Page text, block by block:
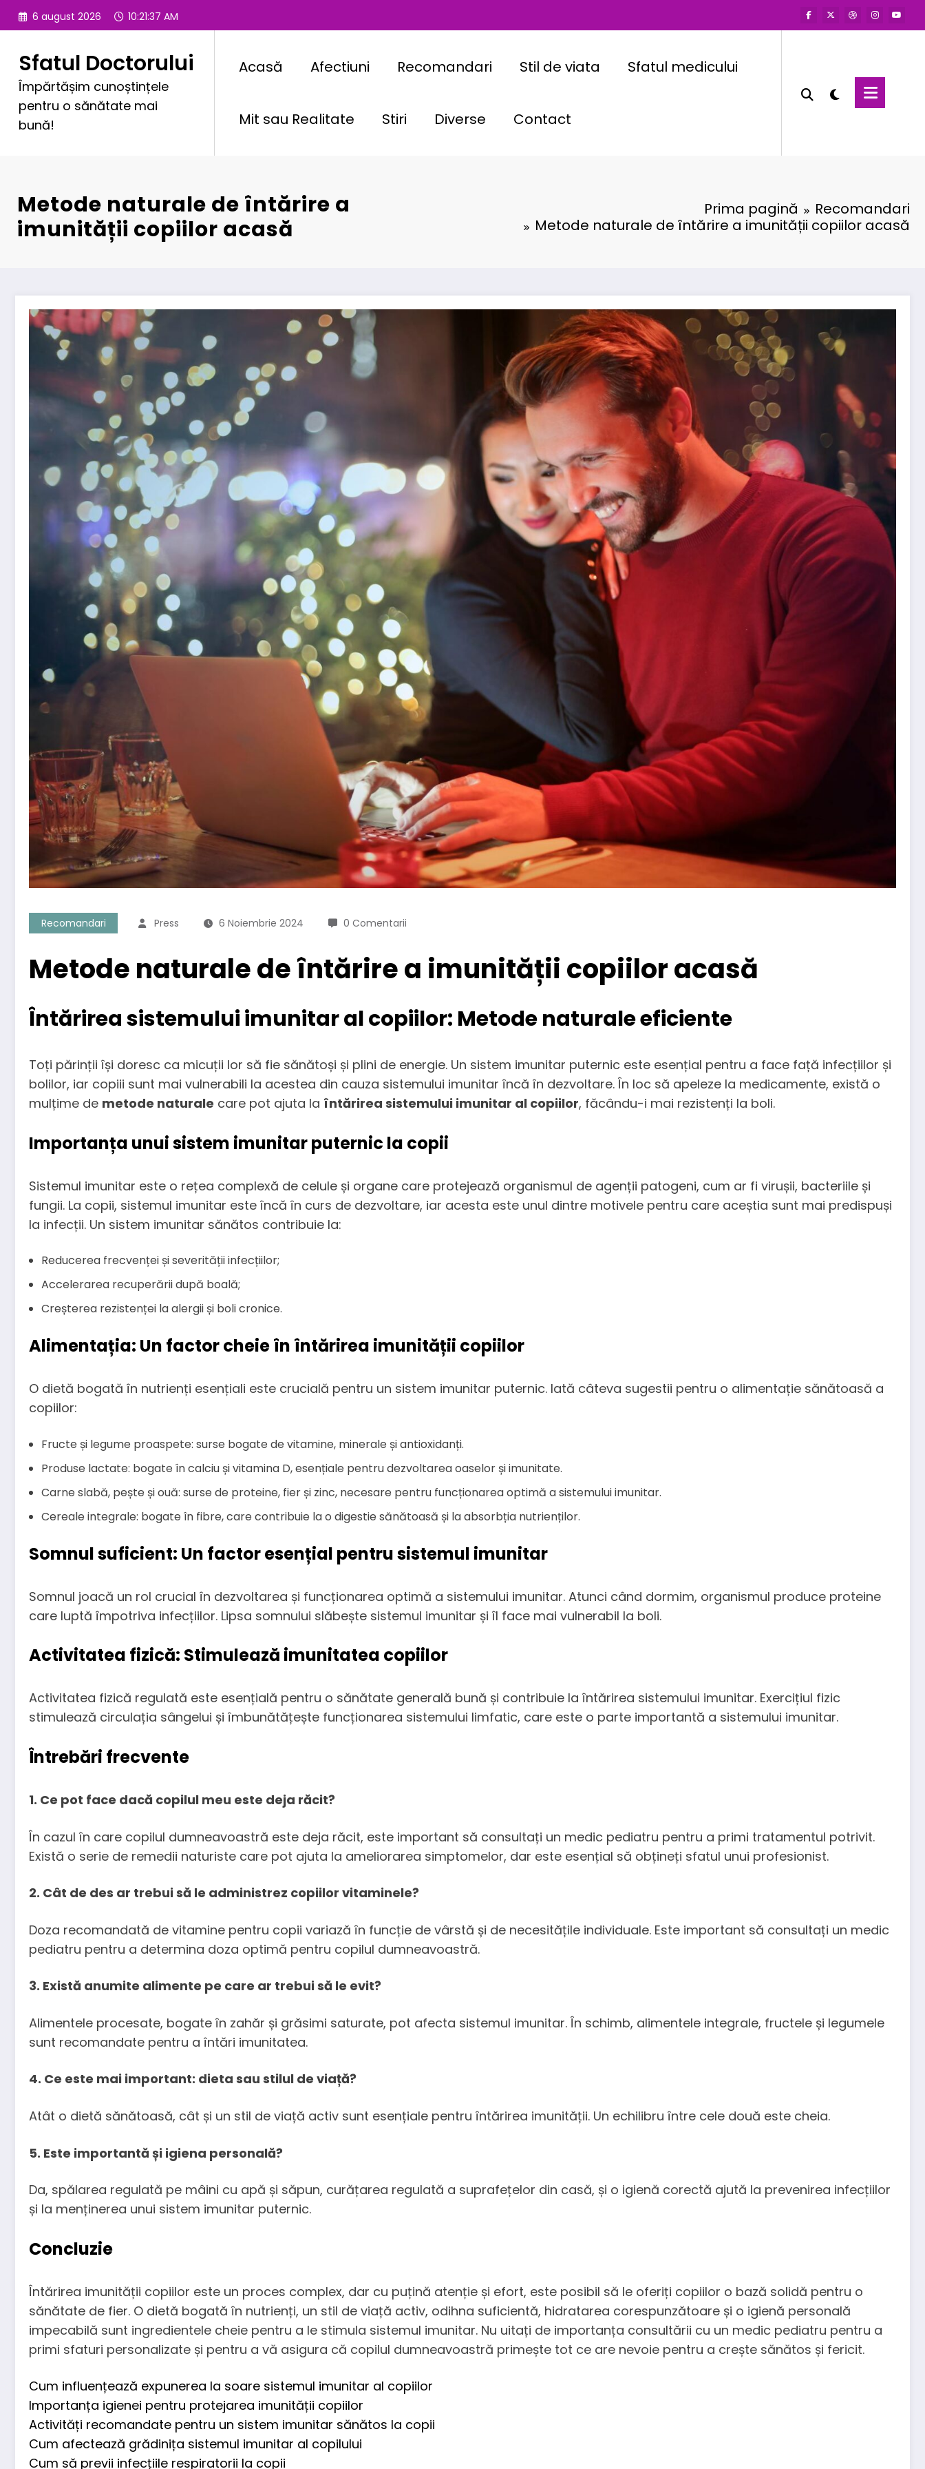
6 august 2026 10:21:39 AM
Sfatul Doctorului
Împărtășim cunoștințele
pentru o sănătate mai
bună!
Acasă Afectiuni Recomandari Stil de viata Sfatul medicului
Mit sau Realitate Stiri Diverse Contact
Metode naturale de întărire a
imunității copiilor acasă
Prima pagină
Recomandari
Metode naturale de întărire a imunității copiilor acasă
Recomandari Press 6 Noiembrie 2024 0 Comentarii
Metode naturale de întărire a imunității copiilor acasă
Întărirea sistemului imunitar al copiilor: Metode naturale eficiente
Toți părinții își doresc ca micuții lor să fie sănătoși și plini de energie. Un sistem imunitar puternic este esențial pentru a face față infecțiilor și
bolilor, iar copiii sunt mai vulnerabili la acestea din cauza sistemului imunitar încă în dezvoltare. În loc să apeleze la medicamente, există o
mulțime de metode naturale care pot ajuta la întărirea sistemului imunitar al copiilor, făcându-i mai rezistenți la boli.
Importanța unui sistem imunitar puternic la copii
Sistemul imunitar este o rețea complexă de celule și organe care protejează organismul de agenții patogeni, cum ar fi virușii, bacteriile și
fungii. La copii, sistemul imunitar este încă în curs de dezvoltare, iar acesta este unul dintre motivele pentru care aceștia sunt mai predispuși
la infecții. Un sistem imunitar sănătos contribuie la:
Reducerea frecvenței și severității infecțiilor;
Accelerarea recuperării după boală;
Creșterea rezistenței la alergii și boli cronice.
Alimentația: Un factor cheie în întărirea imunității copiilor
O dietă bogată în nutrienți esențiali este crucială pentru un sistem imunitar puternic. Iată câteva sugestii pentru o alimentație sănătoasă a
copiilor:
Fructe și legume proaspete: surse bogate de vitamine, minerale și antioxidanți.
Produse lactate: bogate în calciu și vitamina D, esențiale pentru dezvoltarea oaselor și imunitate.
Carne slabă, pește și ouă: surse de proteine, fier și zinc, necesare pentru funcționarea optimă a sistemului imunitar.
Cereale integrale: bogate în fibre, care contribuie la o digestie sănătoasă și la absorbția nutrienților.
Somnul suficient: Un factor esențial pentru sistemul imunitar
Somnul joacă un rol crucial în dezvoltarea și funcționarea optimă a sistemului imunitar. Atunci când dormim, organismul produce proteine
care luptă împotriva infecțiilor. Lipsa somnului slăbește sistemul imunitar și îl face mai vulnerabil la boli.
Activitatea fizică: Stimulează imunitatea copiilor
Activitatea fizică regulată este esențială pentru o sănătate generală bună și contribuie la întărirea sistemului imunitar. Exercițiul fizic
stimulează circulația sângelui și îmbunătățește funcționarea sistemului limfatic, care este o parte importantă a sistemului imunitar.
Întrebări frecvente
1. Ce pot face dacă copilul meu este deja răcit?
În cazul în care copilul dumneavoastră este deja răcit, este important să consultați un medic pediatru pentru a primi tratamentul potrivit.
Există o serie de remedii naturiste care pot ajuta la ameliorarea simptomelor, dar este esențial să obțineți sfatul unui profesionist.
2. Cât de des ar trebui să le administrez copiilor vitaminele?
Doza recomandată de vitamine pentru copii variază în funcție de vârstă și de necesitățile individuale. Este important să consultați un medic
pediatru pentru a determina doza optimă pentru copilul dumneavoastră.
3. Există anumite alimente pe care ar trebui să le evit?
Alimentele procesate, bogate în zahăr și grăsimi saturate, pot afecta sistemul imunitar. În schimb, alimentele integrale, fructele și legumele
sunt recomandate pentru a întări imunitatea.
4. Ce este mai important: dieta sau stilul de viață?
Atât o dietă sănătoasă, cât și un stil de viață activ sunt esențiale pentru întărirea imunității. Un echilibru între cele două este cheia.
5. Este importantă și igiena personală?
Da, spălarea regulată pe mâini cu apă și săpun, curățarea regulată a suprafețelor din casă, și o igienă corectă ajută la prevenirea infecțiilor
și la menținerea unui sistem imunitar puternic.
Concluzie
Întărirea imunității copiilor este un proces complex, dar cu puțină atenție și efort, este posibil să le oferiți copiilor o bază solidă pentru o
sănătate de fier. O dietă bogată în nutrienți, un stil de viață activ, odihna suficientă, hidratarea corespunzătoare și o igienă personală
impecabilă sunt ingredientele cheie pentru a le stimula sistemul imunitar. Nu uitați de importanța consultării cu un medic pediatru pentru a
primi sfaturi personalizate și pentru a vă asigura că copilul dumneavoastră primește tot ce are nevoie pentru a crește sănătos și fericit.
Cum influențează expunerea la soare sistemul imunitar al copiilor
Importanța igienei pentru protejarea imunității copiilor
Activități recomandate pentru un sistem imunitar sănătos la copii
Cum afectează grădinița sistemul imunitar al copilului
Cum să previi infecțiile respiratorii la copii